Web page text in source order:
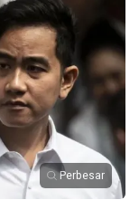
Perbesar